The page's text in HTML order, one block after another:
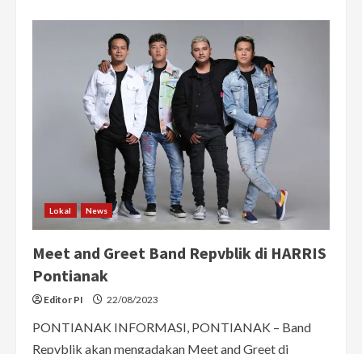
Rugi
hingga
Rp1,3
Miliar
Gegara
Ulah
Penipu
Tiket
Lokal News
Meet and Greet Band Repvblik di HARRIS
Pontianak
Editor PI 22/08/2023
PONTIANAK INFORMASI, PONTIANAK – Band
Repvblik akan mengadakan Meet and Greet di